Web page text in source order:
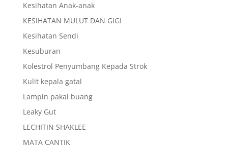
Kesihatan Anak-anak
KESIHATAN MULUT DAN GIGI
Kesihatan Sendi
Kesuburan
Kolestrol Penyumbang Kepada Strok
Kulit kepala gatal
Lampin pakai buang
Leaky Gut
LECHITIN SHAKLEE
MATA CANTIK